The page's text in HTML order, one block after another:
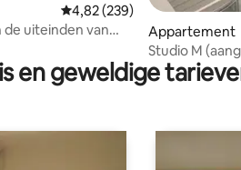
op 5, 22 recensies
Gemiddelde beoordeling
4,82 (239)
uiteinden van
Appartement
Studio M
en geweldige